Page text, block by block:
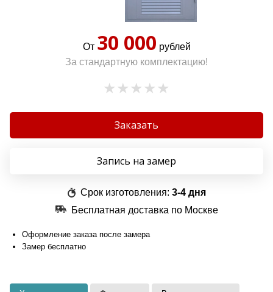
От 30 000 рублей
За стандартную комплектацию!
Заказать
Запись на замер
Срок изготовления: 3-4 дня
Бесплатная доставка по Москве
Оформление заказа после замера
Замер бесплатно